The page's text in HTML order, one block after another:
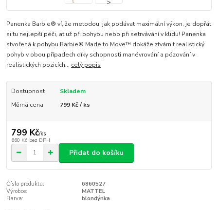
Panenka Barbie® ví, že metodou, jak podávat maximální výkon, je dopřát
si tu nejlepší péči, ať už při pohybu nebo při setrvávání v klidu! Panenka
stvořená k pohybu Barbie® Made to Move™ dokáže ztvárnit realistický
pohyb v obou případech díky schopnosti manévrování a pózování v
realistických pozicích... celý popis
Dostupnost
Skladem
Měrná cena
799 Kč / ks
799 Kč/ks
660 Kč bez DPH
Přidat do košíku
Číslo produktu:
6860527
Výrobce:
MATTEL
Barva:
blondýnka